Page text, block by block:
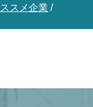
スメ企業 /